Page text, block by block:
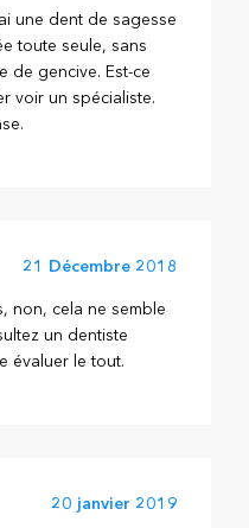
une dent de sagesse
toute seule, sans
de gencive. Est-ce
voir un spécialiste.
21 Décembre 2018
non, cela ne semble
un dentiste
évaluer le tout.
20 janvier 2019